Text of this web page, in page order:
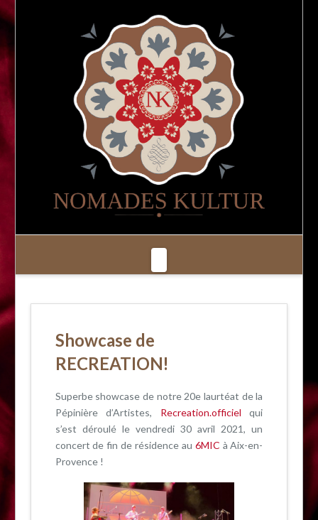
Showcase de
RECREATION!
Superbe showcase de notre 20e laurtéat de la
Pépinière d’Artistes, Recreation.officiel qui
s’est déroulé le vendredi 30 avril 2021, un
concert de fin de résidence au 6MIC à Aix-en-
Provence !